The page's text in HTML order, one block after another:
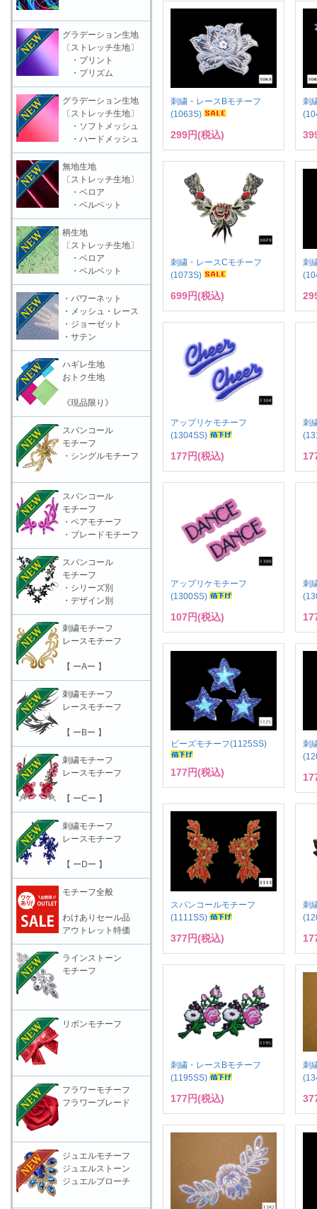
刺繍・レースBモチーフ
(1063S)
299円(税込)
刺
刺繍・レースCモチーフ
(1073S)
699円(税込)
刺
アップリケモチーフ
(1304SS)
177円(税込)
刺
アップリケモチーフ
(1300SS)
107円(税込)
刺
ビーズモチーフ(1125SS)
177円(税込)
刺
スパンコールモチーフ
(1111SS)
377円(税込)
刺
刺繍・レースBモチーフ
(1195SS)
177円(税込)
刺
グラデーション生地
〔ストレッチ生地〕
・プリント
・プリズム
グラデーション生地
〔ストレッチ生地〕
・ソフトメッシュ
・ハードメッシュ
無地生地
〔ストレッチ生地〕
・ベロア
・ベルベット
柄生地
〔ストレッチ生地〕
・ベロア
・ベルベット
・パワーネット
・メッシュ・レース
・ジョーゼット
・サテン
ハギレ生地
おトク生地
《現品限り》
スパンコール
モチーフ
・シングルモチーフ
スパンコール
モチーフ
・ペアモチーフ
・ブレードモチーフ
スパンコール
モチーフ
・シリーズ別
・デザイン別
刺繍モチーフ
レースモチーフ
【 ーAー 】
刺繍モチーフ
レースモチーフ
【 ーBー 】
刺繍モチーフ
レースモチーフ
【 ーCー 】
刺繍モチーフ
レースモチーフ
【 ーDー 】
モチーフ全般
わけありセール品
アウトレット特価
ラインストーン
モチーフ
リボンモチーフ
フラワーモチーフ
フラワーブレード
ジュエルモチーフ
ジュエルストーン
ジュエルブローチ